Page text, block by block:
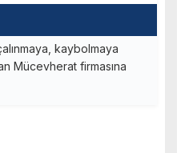
kaybolmaya
Mücevherat firmasına